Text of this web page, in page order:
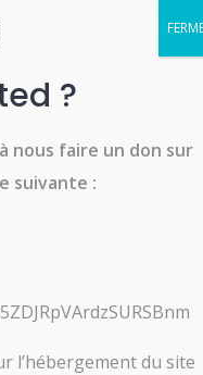
taille
?
nous faire un don sur
suivante :
l’hébergement du site